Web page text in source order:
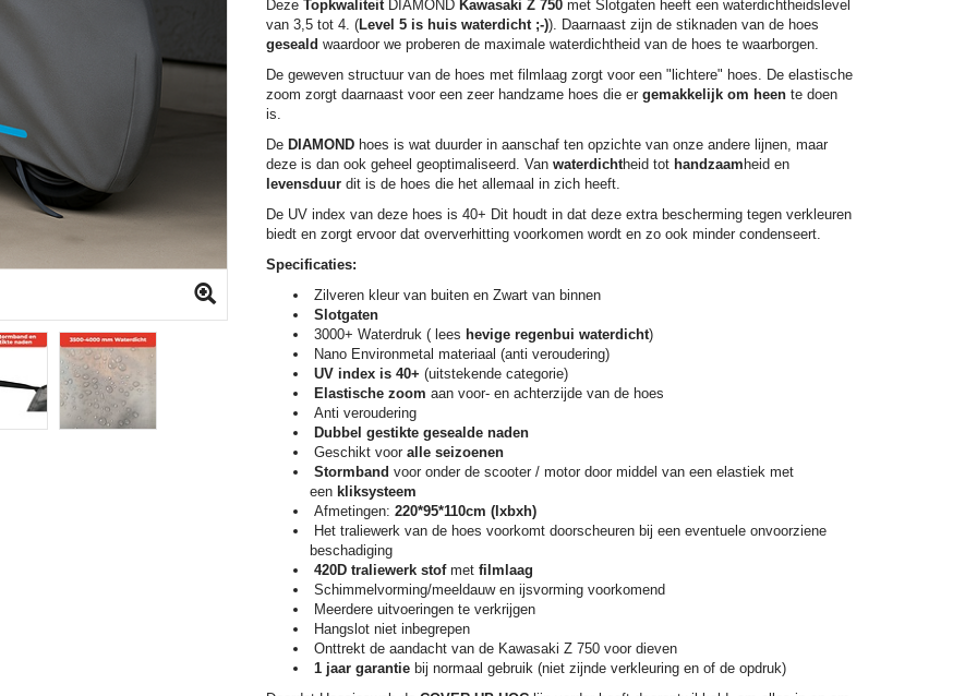
Deze TopkwaliteitDIAMOND Kawasaki Z 750 met Slotgaten heeft een waterdichtheidslevel
van 3,5 tot 4. (Level 5 is huis waterdicht ;-)). Daarnaast zijn de stiknaden van de hoes
geseald waardoor we proberen de maximale waterdichtheid van de hoes te waarborgen.
De geweven structuur van de hoes met filmlaag zorgt voor een "lichtere" hoes. De elastische
zoom zorgt daarnaast voor een zeer handzame hoes die er gemakkelijk om heen te doen
is.
De DIAMOND hoes is wat duurder in aanschaf ten opzichte van onze andere lijnen, maar
deze is dan ook geheel geoptimaliseerd. Van waterdichtheid tot handzaam heid en
levensduur dit is de hoes die het allemaal in zich heeft.
De UV index van deze hoes is 40+ Dit houdt in dat deze extra bescherming tegen verkleuren
biedt en zorgt ervoor dat oververhitting voorkomen wordt en zo ook minder condenseert.
Specificaties:
Zilveren kleur van buiten en Zwart van binnen
Slotgaten
3000+ Waterdruk ( lees hevige regenbui waterdicht)
Nano Environmetal materiaal (anti veroudering)
UV index is 40+ (uitstekende categorie)
E lastische zoom aan voor- en achterzijde van de hoes
Anti veroudering
Dubbel gestikte gesealde naden
Geschikt voor alle seizoenen
Stormband voor onder de scooter / motor door middel van een elastiek met
een kliksysteem
Afmetingen: 220*95*110cm (lxbxh)
Het traliewerk van de hoes voorkomt doorscheuren bij een eventuele onvoorziene
beschadiging
420D traliewerk stofmet filmlaag
Schimmelvorming/meeldauw en ijsvorming voorkomend
Meerdere uitvoeringen te verkrijgen
Hangslot niet inbegrepen
Onttrekt de aandacht van de Kawasaki Z 750 voor dieven
1 jaar garantie bij normaal gebruik (niet zijnde verkleuring en of de opdruk)